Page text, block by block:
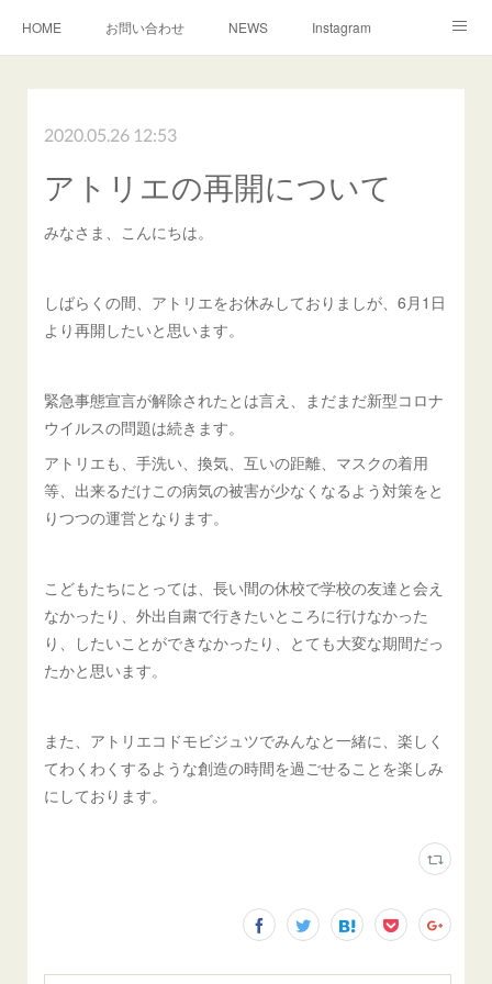
HOME お問い合わせ NEWS Instagram
2020.05.26 12:53
アトリエの再開について
みなさま、こんにちは。
しばらくの間、アトリエをお休みしておりましが、6月1日
より再開したいと思います。
緊急事態宣言が解除されたとは言え、まだまだ新型コロナ
ウイルスの問題は続きます。
アトリエも、手洗い、換気、互いの距離、マスクの着用
等、出来るだけこの病気の被害が少なくなるよう対策をと
りつつの運営となります。
こどもたちにとっては、長い間の休校で学校の友達と会え
なかったり、外出自粛で行きたいところに行けなかった
り、したいことができなかったり、とても大変な期間だっ
たかと思います。
また、アトリエコドモビジュツでみんなと一緒に、楽しく
てわくわくするような創造の時間を過ごせることを楽しみ
にしております。